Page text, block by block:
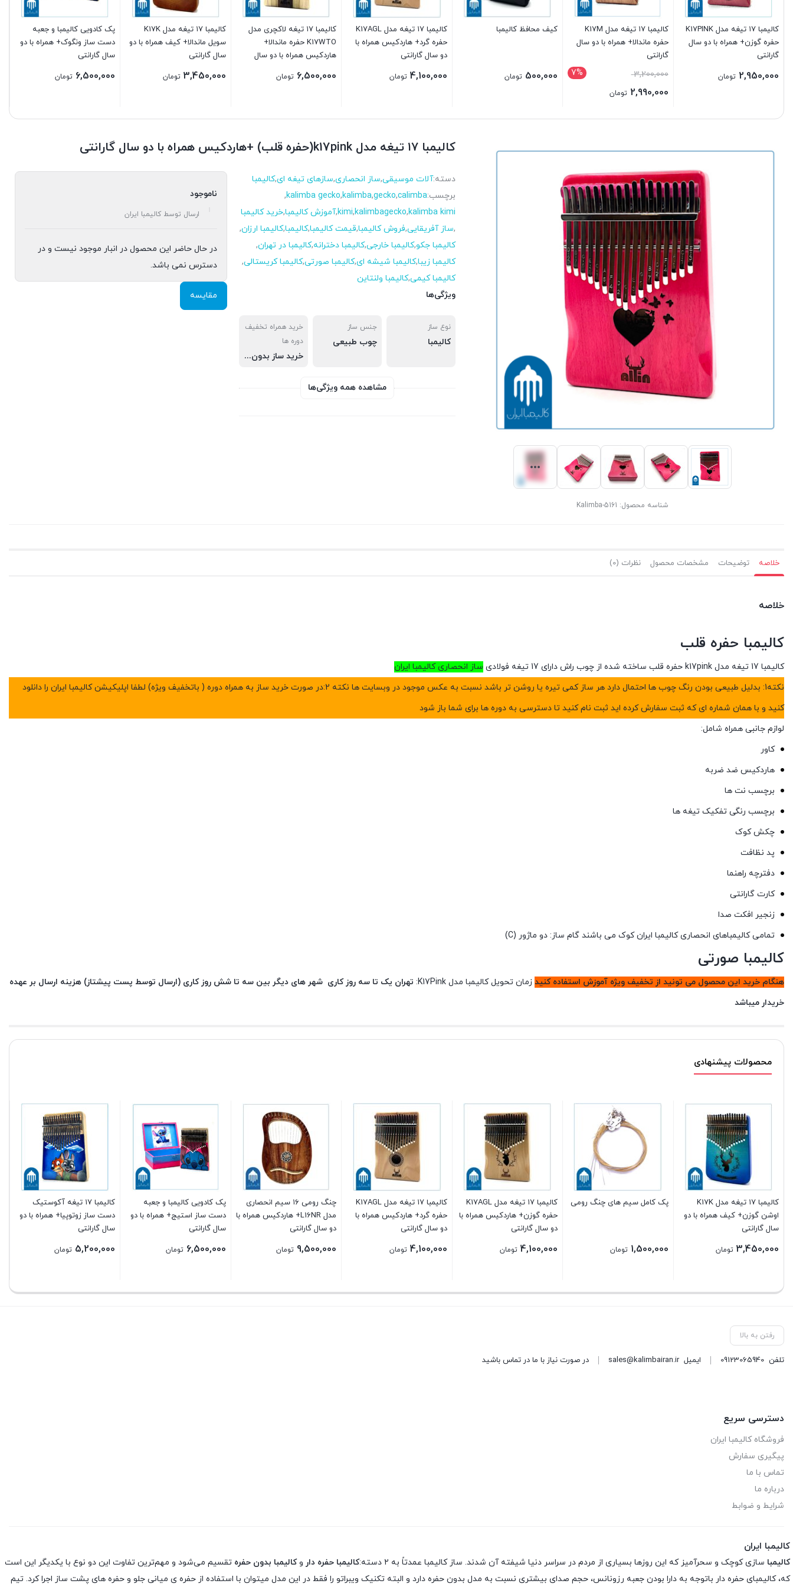
کالیمبا ۱۷ تیغه مدل K17PINK
حفره گوزن+ همراه با دو سال
گارانتی
2,950,000 تومان
کالیمبا ۱۷ تیغه مدل K17M
حفره ماندالا+ همراه با دو سال
گارانتی
7% 3,200,000
2,990,000 تومان
کیف محافظ کالیمبا
500,000 تومان
کالیمبا ۱۷ تیغه مدل K17AGL
حفره گرد+ هاردکیس همراه با
دو سال گارانتی
4,100,000 تومان
کالیمبا ۱۷ تیغه لاکچری مدل
K17WTO حفره ماندالا+
هاردکیس همراه با دو سال
6,500,000 تومان
کالیمبا ۱۷ تیغه مدل K17K
سویل ماندالا+ کیف همراه با دو
سال گارانتی
3,450,000 تومان
پک کادویی کالیمبا و جعبه
دست ساز ونگوک+ همراه با دو
سال گارانتی
6,500,000 تومان
شناسه محصول: Kalimba-5161
کالیمبا ۱۷ تیغه مدل k17pink(حفره قلب) +هاردکیس همراه با دو سال گارانتی
دسته:آلات موسیقی,ساز انحصاری,سازهای تیغه ای,کالیمبا
برچسب:calimba
,
gecko
,
kalimba
,
kalimba gecko
,
kalimba kimi
,
kalimbagecko
,
kimi
,آموزش کالیمبا,خرید کالیمبا
,ساز آفریقایی,فروش کالیمبا,قیمت کالیمبا,کالیمبا,کالیمبا ارزان,
کالیمبا جکو,کالیمبا خارجی,کالیمبا دخترانه,کالیمبا در تهران,
کالیمبا زیبا,کالیمبا شیشه ای,کالیمبا صورتی,کالیمبا کریستالی,
کالیمبا کیمی,کالیمبا ولنتاین
ویژگی‌ها
نوع ساز
کالیمبا
جنس ساز
چوب طبیعی
خرید همراه تخفیف
دوره ها
خرید ساز بدون دوره آموزشی, خرید ساز به همرا دوره اول و دوم, خرید ساز به همرا دوره اول, دوم و سوم
مشاهده همه ویژگی‌ها
ناموجود
ارسال توسط کالیمبا ایران
در حال حاضر این محصول در انبار موجود نیست و در
دسترس نمی باشد.
مقایسه
خلاصه توضیحات مشخصات محصول نظرات (0)
خلاصه
کالیمبا حفره قلب
کالیمبا 17 تیغه مدل k17pink حفره قلب ساخته شده از چوب راش دارای 17 تیغه فولادی
ساز انحصاری کالیمبا ایران
نکته1: بدلیل طبیعی بودن رنگ چوب ها احتمال دارد هر ساز کمی تیره یا روشن تر باشد نسبت به عکس موجود در وبسایت ها نکته 2:در صورت خرید ساز به همراه دوره ( باتخفیف ویژه) لطفا اپلیکیشن کالیمبا ایران را دانلود
کنید و با همان شماره ای که ثبت سفارش کرده اید ثبت نام کنید تا دسترسی به دوره ها برای شما باز شود
لوازم جانبی همراه شامل:
کاور
هاردکیس ضد ضربه
برچسب نت ها
برچسب رنگی تفکیک تیغه ها
چکش کوک
پد نظافت
دفترچه راهنما
کارت گارانتی
زنجیر افکت صدا
تمامی کالیمباهای انحصاری کالیمبا ایران کوک می باشند گام ساز: دو ماژور (C)
کالیمبا صورتی
هنگام خرید این محصول می تونید از تخفیف ویژه آموزش استفاده کنید زمان تحویل کالیمبا مدل K17Pink: تهران یک تا سه روز کاری شهر های دیگر بین سه تا شش روز کاری (ارسال توسط پست پیشتاز) هزینه ارسال بر عهده
خریدار میباشد
محصولات پیشنهادی
کالیمبا ۱۷ تیغه مدل K17K
اوشن گوزن+ کیف همراه با دو
سال گارانتی
3,450,000 تومان
پک کامل سیم های چنگ رومی
1,500,000 تومان
کالیمبا ۱۷ تیغه مدل K17AGL
حفره گوزن+ هاردکیس همراه با
دو سال گارانتی
4,100,000 تومان
کالیمبا ۱۷ تیغه مدل K17AGL
حفره گرد+ هاردکیس همراه با
دو سال گارانتی
4,100,000 تومان
چنگ رومی ۱۶ سیم انحصاری
مدل L16NR+ هاردکیس همراه با
دو سال گارانتی
9,500,000 تومان
پک کادویی کالیمبا و جعبه
دست ساز استیج+ همراه با دو
سال گارانتی
6,500,000 تومان
کالیمبا ۱۷ تیغه آکوستیک
دست ساز زوتوپیا+ همراه با دو
سال گارانتی
5,200,000 تومان
رفتن به بالا
تلفن 09123065940 ایمیلsales@kalimbairan.ir در صورت نیاز با ما در تماس باشید
دسترسی سریع
فروشگاه کالیمبا ایران
پیگیری سفارش
تماس با ما
درباره ما
شرایط و ضوابط
کالیمبا ایران
کالیمبا سازی کوچک و سحرآمیز که این روزها بسیاری از مردم در سراسر دنیا شیفته آن شدند. ساز کالیمبا عمدتاً به ۲ دسته: کالیمبا حفره دار وکالیمبا بدون حفره تقسیم می‌شود و مهم‌ترین تفاوت این دو نوع با یکدیگر این است
که، کالیمبای حفره دار باتوجه به دارا بودن جعبه رزونانس، حجم صدای بیشتری نسبت به مدل بدون حفره دارد و البته تکنیک ویبراتو را فقط در این مدل میتوان با استفاده از حفره ی میانی جلو و حفره های پشت ساز اجرا کرد. تیم